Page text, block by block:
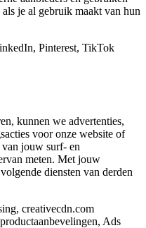
je al gebruik maakt van hun
Pinterest, TikTok
kunnen we advertenties,
voor onze website of
jouw surf- en
meten. Met jouw
diensten van derden
creativecdn.com
Ads